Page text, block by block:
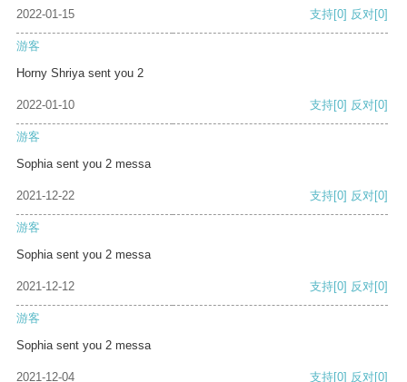
2022-01-15 支持[0] 反对[0]
游客
Horny Shriya sent you 2
2022-01-10 支持[0] 反对[0]
游客
Sophia sent you 2 messa
2021-12-22 支持[0] 反对[0]
游客
Sophia sent you 2 messa
2021-12-12 支持[0] 反对[0]
游客
Sophia sent you 2 messa
2021-12-04 支持[0] 反对[0]